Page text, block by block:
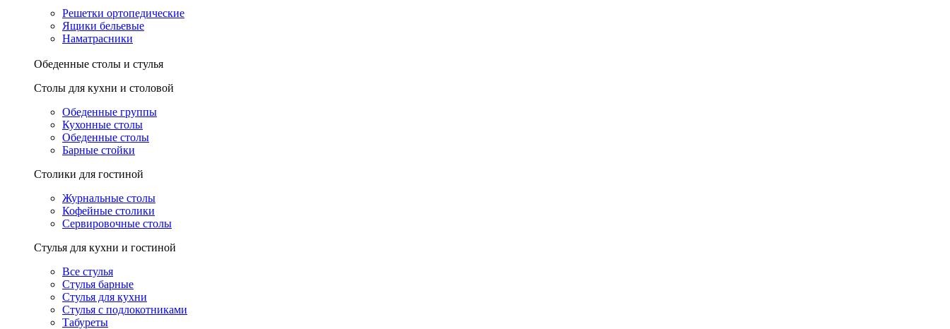
Решетки ортопедические
Ящики бельевые
Наматрасники
Обеденные столы и стулья
Столы для кухни и столовой
Обеденные группы
Кухонные столы
Обеденные столы
Барные стойки
Столики для гостиной
Журнальные столы
Кофейные столики
Сервировочные столы
Стулья для кухни и гостиной
Все стулья
Стулья барные
Стулья для кухни
Стулья с подлокотниками
Табуреты